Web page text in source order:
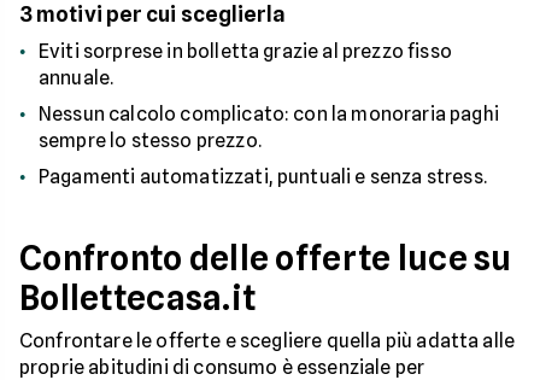
3 motivi per cui sceglierla
Eviti sorprese in bolletta grazie al prezzo fisso
annuale.
Nessun calcolo complicato: con la monoraria paghi
sempre lo stesso prezzo.
Pagamenti automatizzati, puntuali e senza stress.
Confronto delle offerte luce su
Bollettecasa.it
Confrontare le offerte e scegliere quella più adatta alle
proprie abitudini di consumo è essenziale per